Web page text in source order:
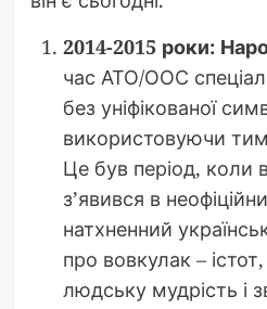
2014-2015 роки:
час АТО/ООС
без уніфікованої
використовуючи
Це був період, коли
з’явився в
натхненний
про вовкулак –
людську мудрість і